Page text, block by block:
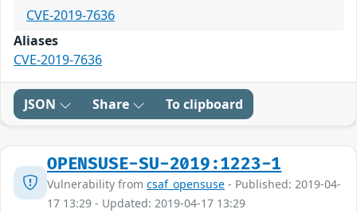
CVE-2019-7636
Aliases
CVE-2019-7636
JSON Share To clipboard
OPENSUSE-SU-2019:1223-1
Vulnerability from csaf_opensuse - Published: 2019-04-
17 13:29 - Updated: 2019-04-17 13:29